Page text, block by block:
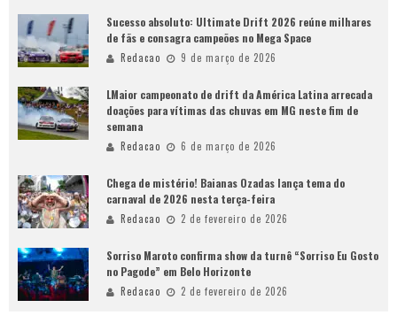
Sucesso absoluto: Ultimate Drift 2026 reúne milhares
de fãs e consagra campeões no Mega Space
Redacao 9 de março de 2026
LMaior campeonato de drift da América Latina arrecada
doações para vítimas das chuvas em MG neste fim de
semana
Redacao 6 de março de 2026
Chega de mistério! Baianas Ozadas lança tema do
carnaval de 2026 nesta terça-feira
Redacao 2 de fevereiro de 2026
Sorriso Maroto confirma show da turnê “Sorriso Eu Gosto
no Pagode” em Belo Horizonte
Redacao 2 de fevereiro de 2026